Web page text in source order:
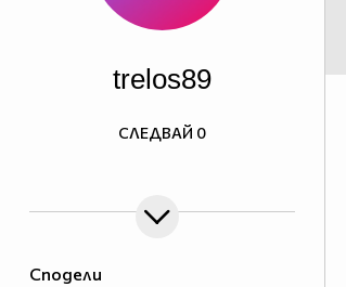
Сподели
trelos89
СЛЕДВАЙ 0